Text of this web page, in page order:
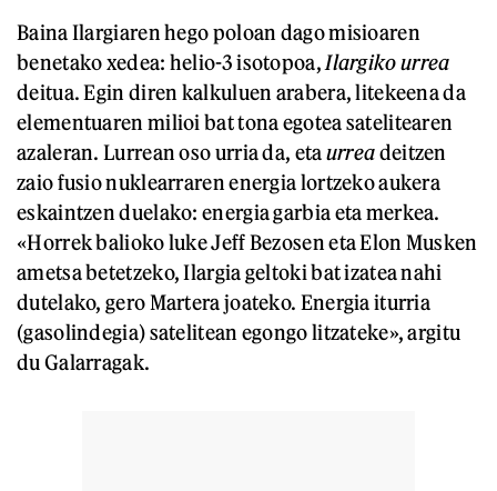
Baina Ilargiaren hego poloan dago misioaren
benetako xedea: helio-3 isotopoa,Ilargiko urrea
deitua. Egin diren kalkuluen arabera, litekeena da
elementuaren milioi bat tona egotea satelitearen
azaleran. Lurrean oso urria da, etaurreadeitzen
zaio fusio nuklearraren energia lortzeko aukera
eskaintzen duelako: energia garbia eta merkea.
«Horrek balioko luke Jeff Bezosen eta Elon Musken
ametsa betetzeko, Ilargia geltoki bat izatea nahi
dutelako, gero Martera joateko. Energia iturria
(gasolindegia) satelitean egongo litzateke», argitu
du Galarragak.